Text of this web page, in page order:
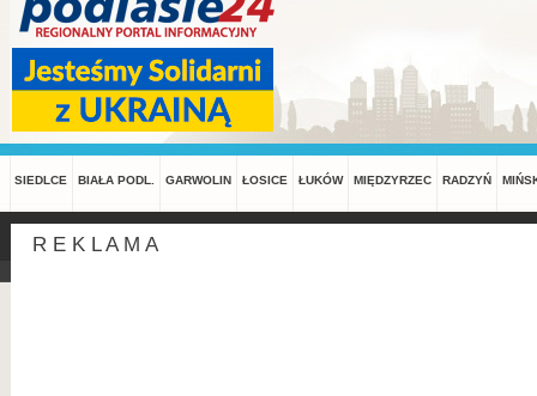
SIEDLCE BIAŁA PODL. GARWOLIN ŁOSICE ŁUKÓW MIĘDZYRZEC RADZYŃ
R E K L A M A